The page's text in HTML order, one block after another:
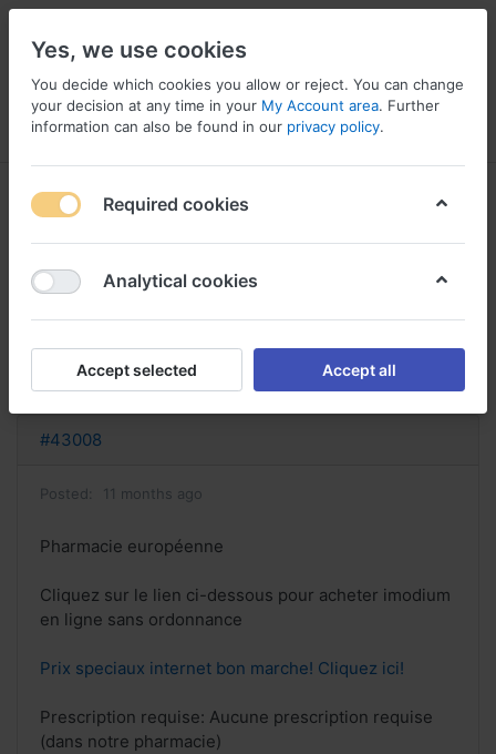
Menu Log in Compare Wishlist
acheter imodium en ligne imodium
sans ordonnance france
Reply
#43008
Posted: 11 months ago
Pharmacie européenne
Cliquez sur le lien ci-dessous pour acheter imodium
en ligne sans ordonnance
Prix speciaux internet bon marche! Cliquez ici!
Prescription requise: Aucune prescription requise
(dans notre pharmacie)
Yes, we use cookies
You decide which cookies you allow or reject. You can change
your decision at any time in your My Account area. Further
information can also be found in our privacy policy.
Required cookies
Analytical cookies
Accept selected Accept all